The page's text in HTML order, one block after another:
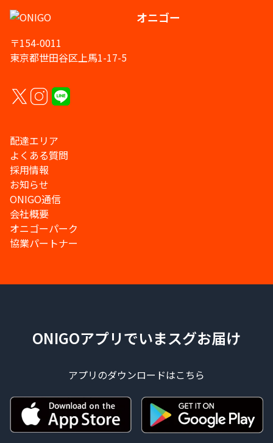
オニゴー
〒154-0011
東京都世田谷区上馬1-17-5
配達エリア
よくある質問
採用情報
お知らせ
ONIGO通信
会社概要
オニゴーパーク
協業パートナー
ONIGOアプリでいまスグお届け
アプリのダウンロードはこちら